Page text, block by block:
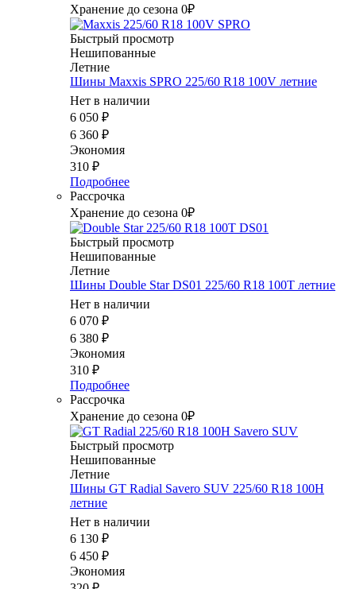
Хранение до сезона 0₽
Быстрый просмотр
Нешипованные
Летние
Шины Maxxis SPRO 225/60 R18 100V летние
Нет в наличии
6 050 ₽
6 360 ₽
Экономия
310 ₽
Подробнее
Рассрочка
Хранение до сезона 0₽
Быстрый просмотр
Нешипованные
Летние
Шины Double Star DS01 225/60 R18 100T летние
Нет в наличии
6 070 ₽
6 380 ₽
Экономия
310 ₽
Подробнее
Рассрочка
Хранение до сезона 0₽
Быстрый просмотр
Нешипованные
Летние
Шины GT Radial Savero SUV 225/60 R18 100H
летние
Нет в наличии
6 130 ₽
6 450 ₽
Экономия